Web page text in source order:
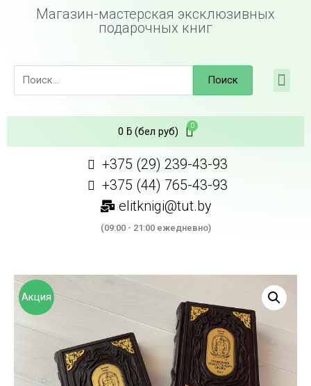
Магазин-мастерская эксклюзивных
подарочных книг
Поиск
0 ƃ(бел руб)
+375 (29) 239-43-93
+375 (44) 765-43-93
elitknigi@tut.by
(09:00 - 21:00 ежедневно)
Акция